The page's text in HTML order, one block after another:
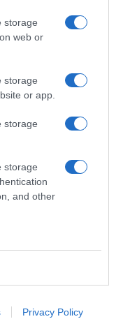
storage
web or
storage
or app.
storage
storage
and other
Privacy Policy
no próximo dia